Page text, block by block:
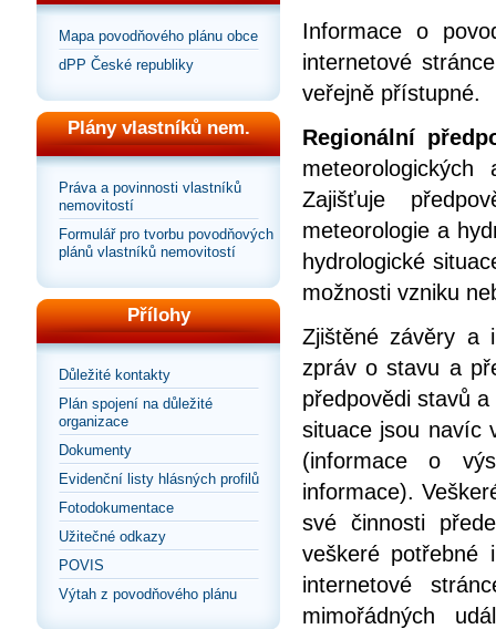
Mapa povodňového plánu obce
dPP České republiky
Plány vlastníků nem.
Práva a povinnosti vlastníků
nemovitostí
Formulář pro tvorbu povodňových
plánů vlastníků nemovitostí
Přílohy
Důležité kontakty
Plán spojení na důležité
organizace
Dokumenty
Evidenční listy hlásných profilů
Fotodokumentace
Užitečné odkazy
POVIS
Výtah z povodňového plánu
Informace o
internetové
veřejně přístupné.
Regionální
Zajišťuje
meteorologie a
hydrologické
možnosti vzniku
Zjištěné závěry a
zpráv o stavu a
předpovědi stavů
situace jsou navíc
(informace o
informace).
své činnosti
veškeré potřebné
internetové
mimořádných